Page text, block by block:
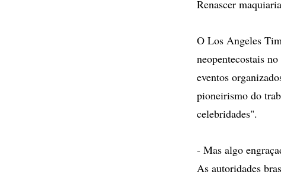
Renascer
O Los Angeles
neopentecostais
eventos
pioneirismo do
celebridades".
- Mas algo
As autoridades